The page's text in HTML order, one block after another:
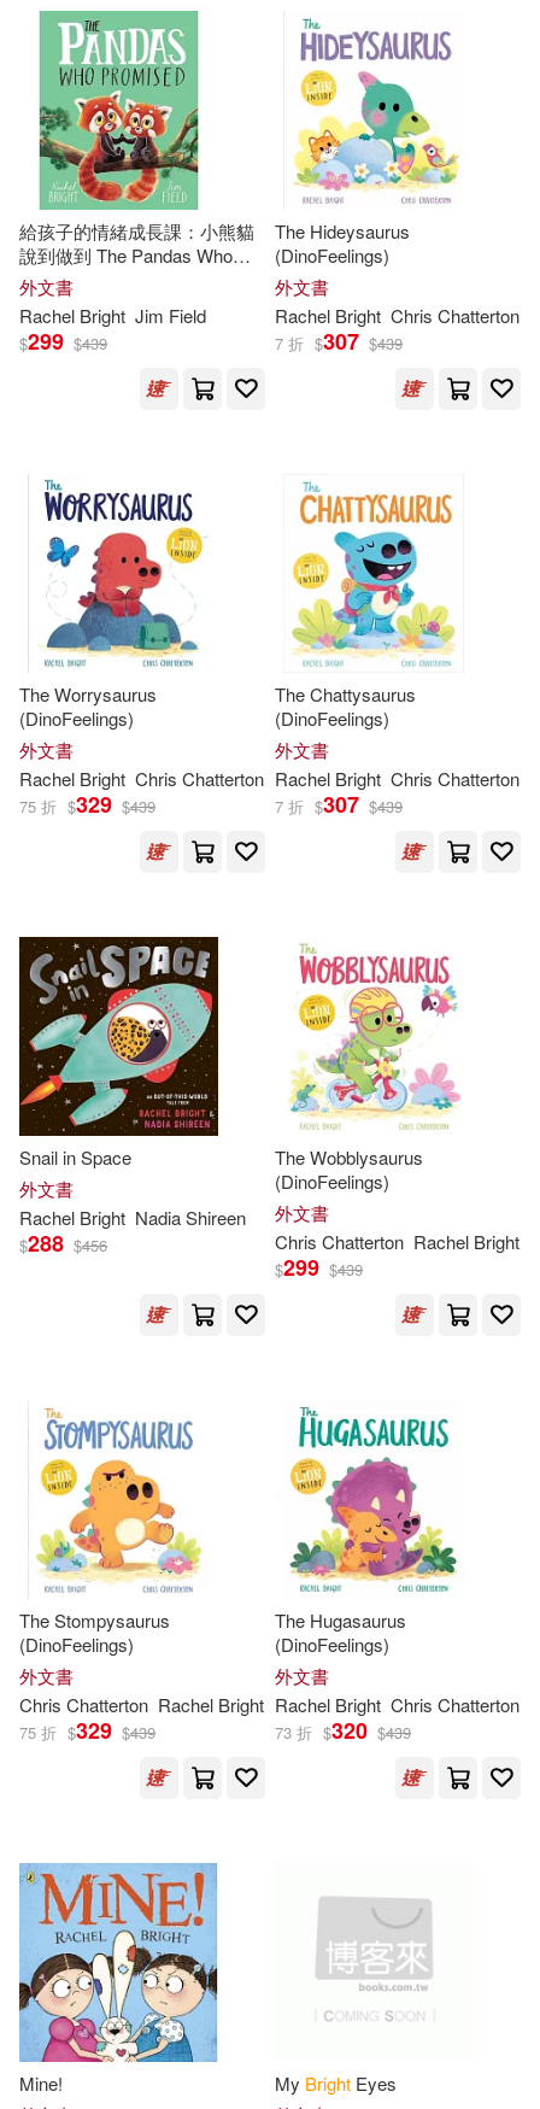
Debi (ILT)(1)
Devenish Ford(1)
Elena Gallo (TRN)(1)
Fellowes(1) Harvey(1)
Hugh(1) James/ Down(1)
Jim (ILT)/ Krahe(1)
Jim Field (ILT)(1)
John/ Bishop(1) Kovac(1)
Noon(1) Rachel (EDT)(1)
Rachel (NRT)(1)
Rachel Kramer (EDT)/ Bright(1)
Rachel Mae(1)
Rachel/ Gliori(1)
Rachel/ Winstanley(1)
Smith(1)
Sue/ Bright-thomas(1)
Susie (COM)(1)
Cleis Pr(1)
Intl Pub Marketing(1)
Merrymakers Distribution(1)
Penguin Group UK(1)
Samhain Pub Ltd(1)
Simon and Schuster UK Ltd.(1)
可海外宅配(85)
可港澳店取(73)
可新加坡店取(73)
可菲律賓店取(73)
其他 (可複選)
現在可購買商品(37)
作者/演唱/譯/編/繪(31)
價格
範圍
-
給孩子的情緒成長課：小熊貓
說到做到 The Pandas Who
Promised
外文書
Rachel Bright Jim Field
$299 $439
The Hideysaurus
(DinoFeelings)
外文書
Rachel Bright Chris Chatterton
7 折 $307 $439
The Worrysaurus
(DinoFeelings)
外文書
Rachel Bright Chris Chatterton
75 折 $329 $439
The Chattysaurus
(DinoFeelings)
外文書
Rachel Bright Chris Chatterton
7 折 $307 $439
Snail in Space
外文書
Rachel Bright Nadia Shireen
$288 $456
The Wobblysaurus
(DinoFeelings)
外文書
Chris Chatterton Rachel Bright
$299 $439
The Stompysaurus
(DinoFeelings)
外文書
Chris Chatterton Rachel Bright
75 折 $329 $439
The Hugasaurus
(DinoFeelings)
外文書
Rachel Bright Chris Chatterton
73 折 $320 $439
Mine!
My Bright Eyes